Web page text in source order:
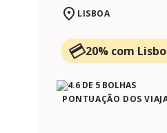
LISBOA
20% com
PONTUAÇÃO DOS